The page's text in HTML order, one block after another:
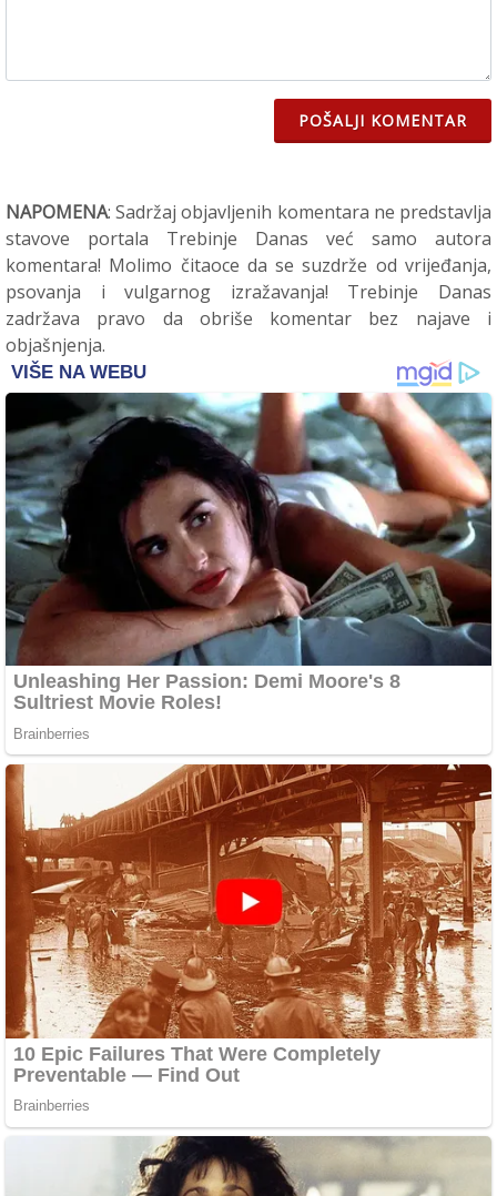
POŠALJI KOMENTAR
NAPOMENA: Sadržaj objavljenih komentara ne predstavlja
stavove portala Trebinje Danas već samo autora
komentara! Molimo čitaoce da se suzdrže od vrijeđanja,
psovanja i vulgarnog izražavanja! Trebinje Danas
zadržava pravo da obriše komentar bez najave i
objašnjenja.